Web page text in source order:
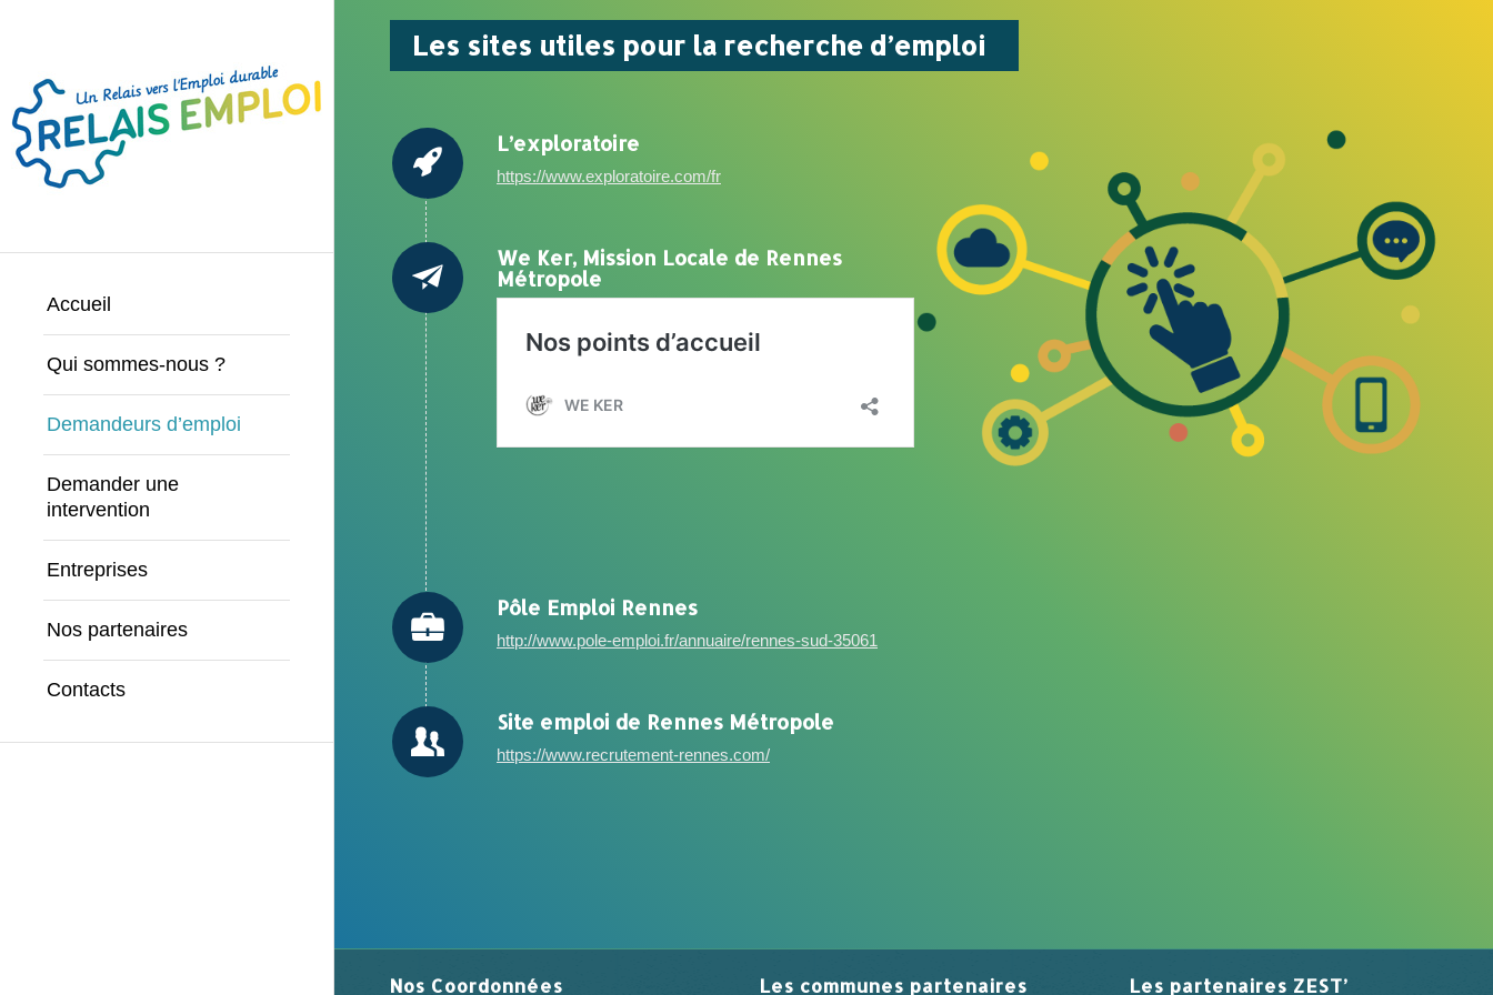
Accueil
Qui sommes-nous ?
Demandeurs d’emploi
Demander une
intervention
Entreprises
Nos partenaires
Contacts
Les sites utiles pour la recherche d’emploi
L’exploratoire
https://www.exploratoire.com/fr
We Ker, Mission Locale de Rennes
Métropole
Pôle Emploi Rennes
http://www.pole-emploi.fr/annuaire/rennes-sud-35061
Site emploi de Rennes Métropole
https://www.recrutement-rennes.com/
Nos Coordonnées Les communes partenaires Les partenaires ZEST’